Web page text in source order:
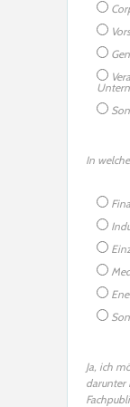
In
Ja, ich
darunter